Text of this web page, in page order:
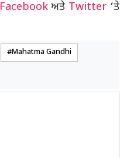
Facebookਅਤੇ Twitter ‘ਤੇ
Mahatma Gandhi